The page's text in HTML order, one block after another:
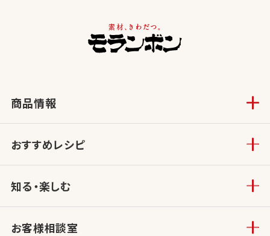
商品情報
おすすめレシピ
知る・楽しむ
お客様相談室